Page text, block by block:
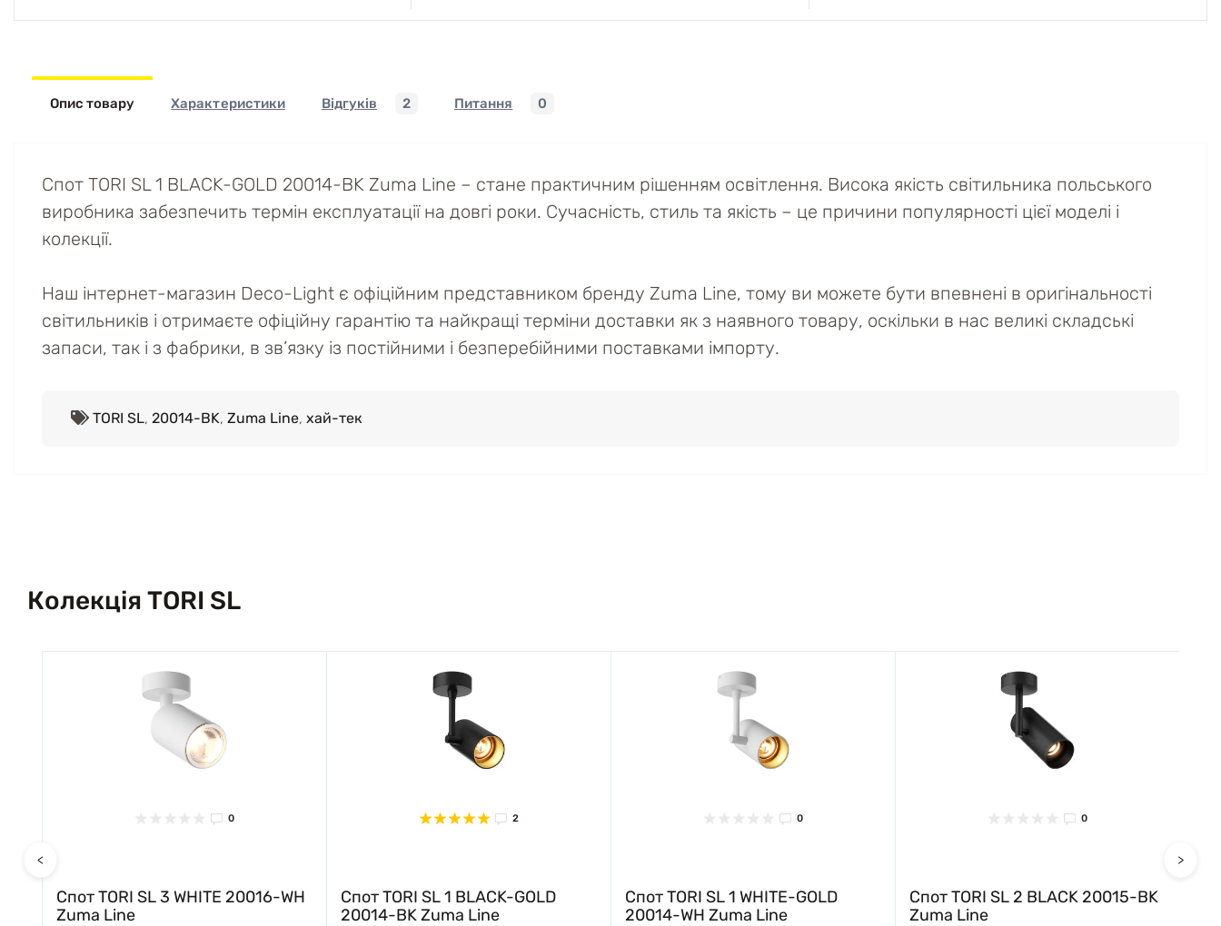
Опис товару Характеристики Відгуків 2 Питання 0
Спот TORI SL 1 BLACK-GOLD 20014-BK Zuma Line – стане практичним рішенням освітлення. Висока якість світильника польського
виробника забезпечить термін експлуатації на довгі роки. Сучасність, стиль та якість – це причини популярності цієї моделі і
колекції.
Наш інтернет-магазин Deco-Light є офіційним представником бренду Zuma Line, тому ви можете бути впевнені в оригінальності
світильників і отримаєте офіційну гарантію та найкращі терміни доставки як з наявного товару, оскільки в нас великі складські
запаси, так і з фабрики, в зв’язку із постійними і безперебійними поставками імпорту.
TORI SL, 20014-BK, Zuma Line, хай-тек
Колекція TORI SL
<
0
Спот TORI SL 3 WHITE 20016-WH
Zuma Line
2
Спот TORI SL 1 BLACK-GOLD
20014-BK Zuma Line
0
Спот TORI SL 1 WHITE-GOLD
20014-WH Zuma Line
0
Спот TORI SL 2 BLACK 20015-BK
Zuma Line
>